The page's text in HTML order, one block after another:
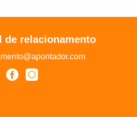
de relacionamento